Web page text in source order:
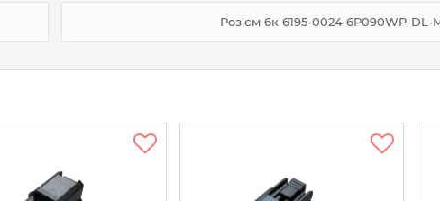
Роз'єм 6к 6195-0024 6P090WP-DL-